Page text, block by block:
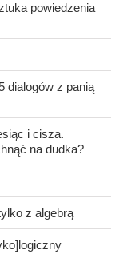
powiedzenia
dialogów z panią
i cisza.
na dudka?
z algebrą